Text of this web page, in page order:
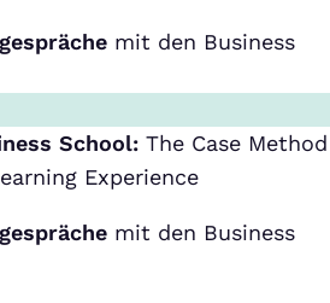
mit den Business
School:The Case Method
Experience
mit den Business